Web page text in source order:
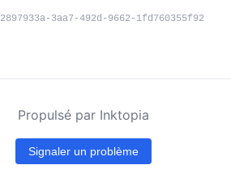
2897933a-3aa7-492d-9662-1fd760355f92
Propulsé par Inktopia
Signaler un problème